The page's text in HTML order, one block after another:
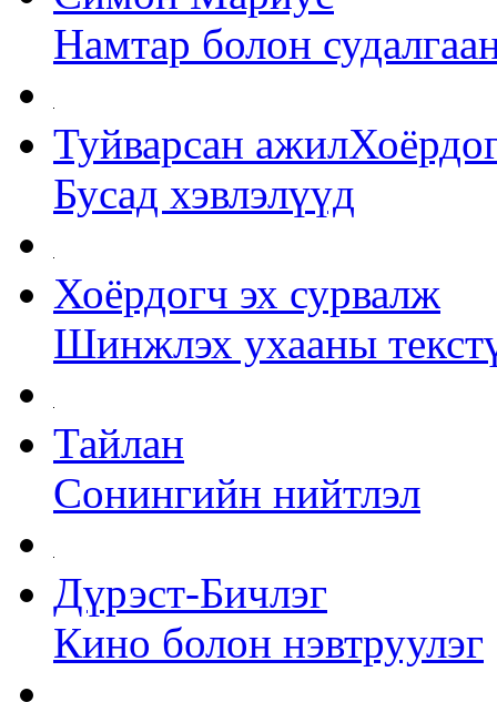
Намтар болон
Туйварсан
Бусад хэвлэлүүд
Хоёрдогч эх сурвалж
Шинжлэх ухааны
Тайлан
Сонингийн нийтлэл
Дүрэст-Бичлэг
Кино болон нэвтруулэг